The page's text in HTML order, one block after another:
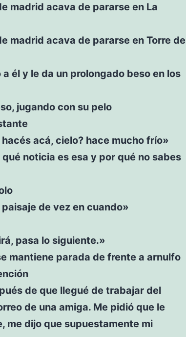
madrid acava de pararse en La
madrid acava de pararse en Torre de
él y le da un prolongado beso en los
jugando con su pelo
acá, cielo? hace mucho frío»
noticia es esa y por qué no sabes
de vez en cuando»
pasa lo siguiente.»
mantiene parada de frente a arnulfo
de que llegué de trabajar del
de una amiga. Me pidió que le
me dijo que supuestamente mi